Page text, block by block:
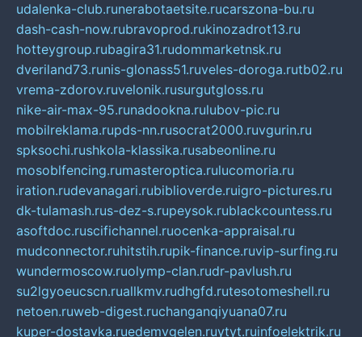
udalenka-club.runerabotaetsite.rucarszona-bu.ru
dash-cash-now.rubravoprod.rukinozadrot13.ru
hotteygroup.rubagira31.rudommarketnsk.ru
dveriland73.runis-glonass51.ruveles-doroga.rutb02.ru
vrema-zdorov.ruvelonik.rusurgutgloss.ru
nike-air-max-95.runadookna.rulubov-pic.ru
mobilreklama.rupds-nn.rusocrat2000.ruvgurin.ru
spksochi.rushkola-klassika.rusabeonline.ru
mosoblfencing.rumasteroptica.rulucomoria.ru
iration.rudevanagari.rubiblioverde.ruigro-pictures.ru
dk-tulamash.rus-dez-s.rupeysok.rublackcountess.ru
asoftdoc.ruscifichannel.ruocenka-appraisal.ru
mudconnector.ruhitstih.rupik-finance.ruvip-surfing.ru
wundermoscow.ruolymp-clan.rudr-pavlush.ru
su2lgyoeucscn.ruallkmv.rudhgfd.rutesotomeshell.ru
netoen.ruweb-digest.ruchanganqiyuana07.ru
kuper-dostavka.ruedemvgelen.ruytyt.ruinfoelektrik.ru